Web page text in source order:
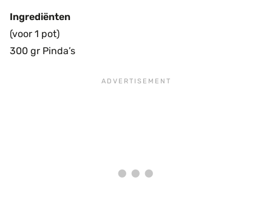
Ingrediënten
(voor 1 pot)
300 gr Pinda’s